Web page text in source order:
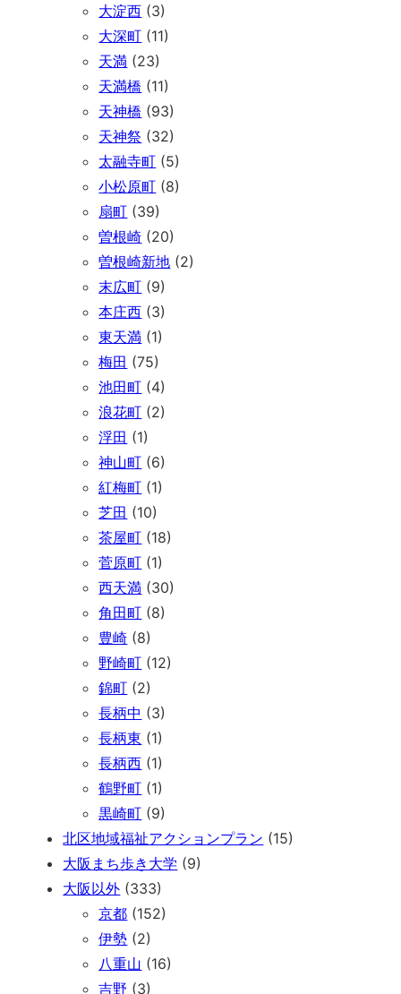
大淀西 (3)
大深町 (11)
天満 (23)
天満橋 (11)
天神橋 (93)
天神祭 (32)
太融寺町 (5)
小松原町 (8)
扇町 (39)
曽根崎 (20)
曽根崎新地 (2)
末広町 (9)
本庄西 (3)
東天満 (1)
梅田 (75)
池田町 (4)
浪花町 (2)
浮田 (1)
神山町 (6)
紅梅町 (1)
芝田 (10)
茶屋町 (18)
菅原町 (1)
西天満 (30)
角田町 (8)
豊崎 (8)
野崎町 (12)
錦町 (2)
長柄中 (3)
長柄東 (1)
長柄西 (1)
鶴野町 (1)
黒崎町 (9)
北区地域福祉アクションプラン (15)
大阪まち歩き大学 (9)
大阪以外 (333)
京都 (152)
伊勢 (2)
八重山 (16)
吉野 (3)